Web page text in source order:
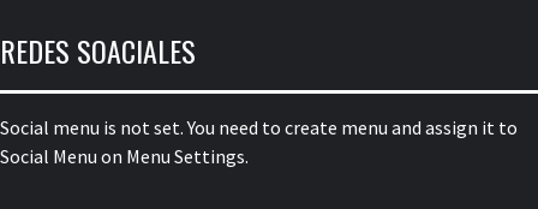
REDES SOACIALES
Social menu is not set. You need to create menu and assign it to
Social Menu on Menu Settings.